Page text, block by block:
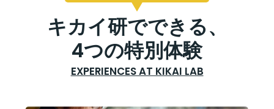
キカイ研でできる、
4つの特別体験
EXPERIENCES AT KIKAI LAB